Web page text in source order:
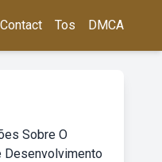
Contact Tos DMCA
Sobre O
Desenvolvimento